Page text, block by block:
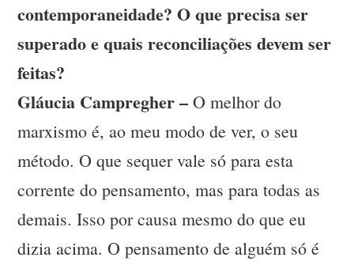
contemporaneidade? O que precisa ser
superado e quais reconciliações devem ser
feitas?
Gláucia Campregher – O melhor do
marxismo é, ao meu modo de ver, o seu
método. O que sequer vale só para esta
corrente do pensamento, mas para todas as
demais. Isso por causa mesmo do que eu
dizia acima. O pensamento de alguém só é